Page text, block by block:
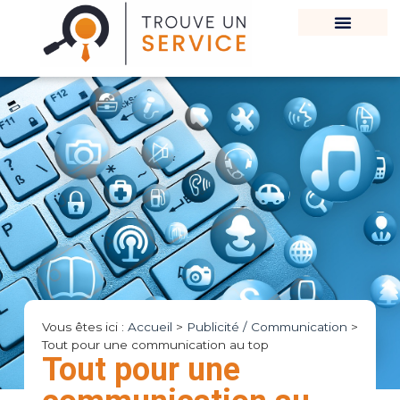
Vous êtes ici : Accueil > Publicité / Communication >
Tout pour une communication au top
Tout pour une